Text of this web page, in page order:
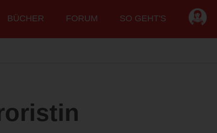
BÜCHER FORUM SO GEHT'S